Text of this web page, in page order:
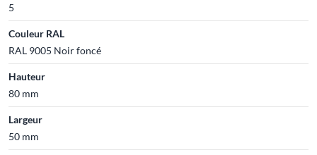
5
Couleur RAL
RAL 9005 Noir foncé
Hauteur
80 mm
Largeur
50 mm